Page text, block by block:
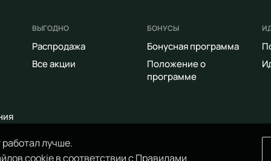
лучше.
cookie в соответствии сПравилами
ВЫГОДНО
Распродажа
Все акции
БОНУСЫ
Бонусная программа
Положение о
программе